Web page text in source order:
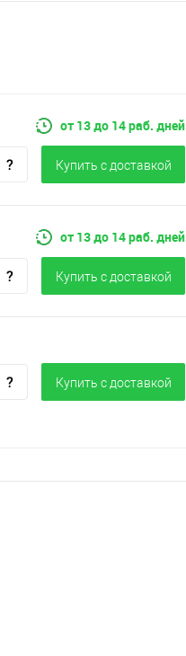
от 13 до 14 раб. дней
Купить c доставкой
от 13 до 14 раб. дней
Купить c доставкой
Купить c доставкой